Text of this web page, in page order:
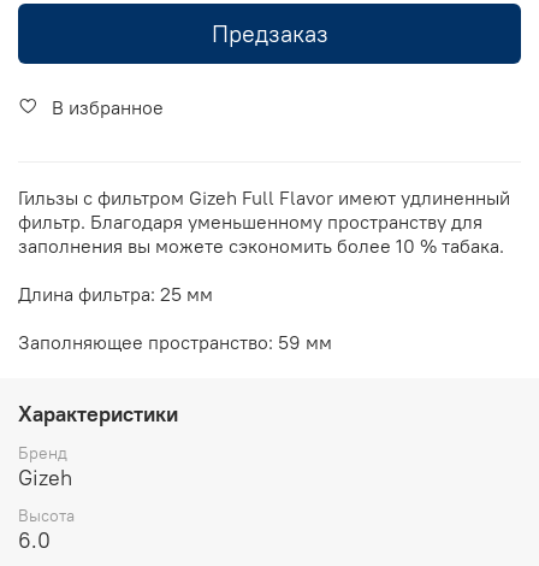
Предзаказ
В избранное
Гильзы с фильтром Gizeh Full Flavor имеют удлиненный
фильтр. Благодаря уменьшенному пространству для
заполнения вы можете сэкономить более 10 % табака.
Длина фильтра: 25 мм
Заполняющее пространство: 59 мм
Характеристики
Бренд
Gizeh
Высота
6.0